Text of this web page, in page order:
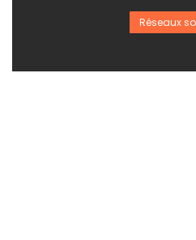
Réseaux